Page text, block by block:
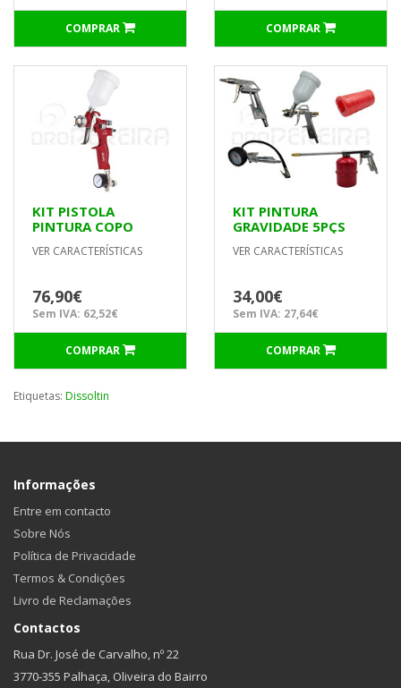
COMPRAR COMPRAR
KIT PISTOLA
PINTURA COPO
RETOQUES G-125N
MACFER
VER CARACTERÍSTICAS
76,90€
Sem IVA: 62,52€
COMPRAR
KIT PINTURA
GRAVIDADE 5PÇS
VER CARACTERÍSTICAS
34,00€
Sem IVA: 27,64€
COMPRAR
Etiquetas: Dissoltin
Informações
Entre em contacto
Sobre Nós
Política de Privacidade
Termos & Condições
Livro de Reclamações
Contactos
Rua Dr. José de Carvalho, nº 22
3770-355 Palhaça, Oliveira do Bairro